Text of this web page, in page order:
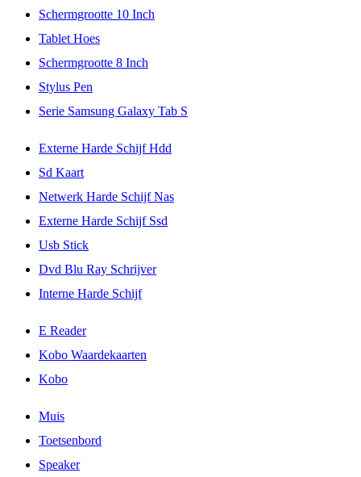
Schermgrootte 10 Inch
Tablet Hoes
Schermgrootte 8 Inch
Stylus Pen
Serie Samsung Galaxy Tab S
Externe Harde Schijf Hdd
Sd Kaart
Netwerk Harde Schijf Nas
Externe Harde Schijf Ssd
Usb Stick
Dvd Blu Ray Schrijver
Interne Harde Schijf
E Reader
Kobo Waardekaarten
Kobo
Muis
Toetsenbord
Speaker